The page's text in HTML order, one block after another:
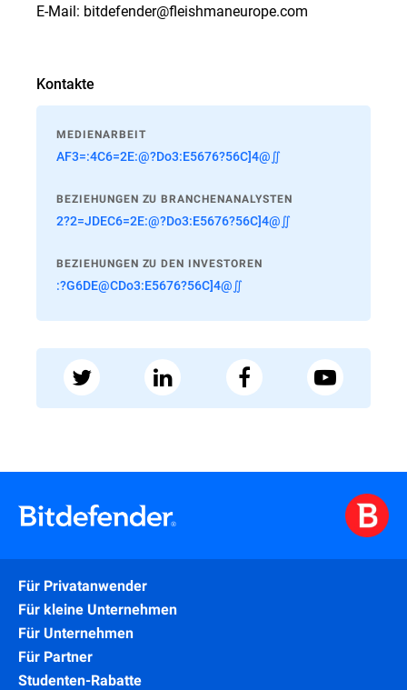
E-Mail: bitdefender@fleishmaneurope.com
Kontakte
MEDIENARBEIT
AF3=:4C6=2E:@?Do3:E5676?56C]4@∬
BEZIEHUNGEN ZU BRANCHENANALYSTEN
2?2=JDEC6=2E:@?Do3:E5676?56C]4@∬
BEZIEHUNGEN ZU DEN INVESTOREN
:?G6DE@CDo3:E5676?56C]4@∬
Für Privatanwender
Für kleine Unternehmen
Für Unternehmen
Für Partner
Studenten-Rabatte